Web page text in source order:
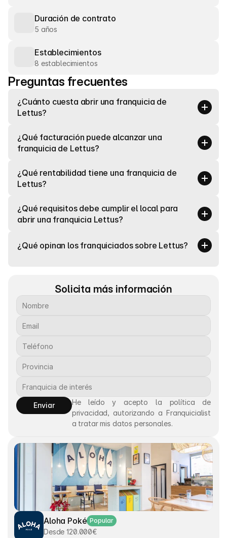
Duración de contrato
5 años
Establecimientos
8 establecimientos
Preguntas frecuentes
¿Cuánto cuesta abrir una franquicia de
Lettus?
¿Qué facturación puede alcanzar una
franquicia de Lettus?
¿Qué rentabilidad tiene una franquicia de
Lettus?
¿Qué requisitos debe cumplir el local para
abrir una franquicia Lettus?
¿Qué opinan los franquiciados sobre Lettus?
Solicita más información
Enviar
He leído y acepto la política de
privacidad, autorizando a Franquicialist
a tratar mis datos personales.
Aloha Poké Popular
Desde 120.000€